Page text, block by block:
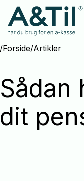
Spring
menu
over
og
indhold
/Forside/Artikler
Sådan
dit